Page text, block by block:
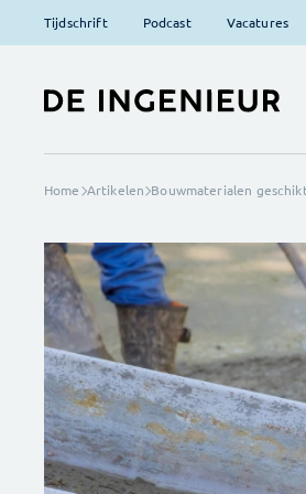
Tijdschrift Podcast Vacatures
Home Artikelen Bouwmaterialen